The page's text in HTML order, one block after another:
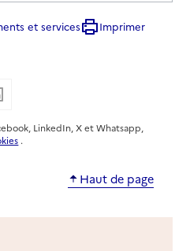
et services
Imprimer
Facebook
sur X
LinkedIn, X et Whatsapp,
.
Haut de page